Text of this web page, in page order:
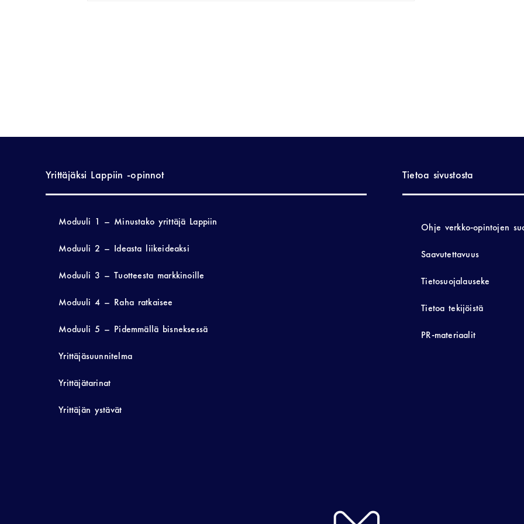
Yrittäjäksi Lappiin -opinnot
Moduuli 1 – Minustako yrittäjä Lappiin
Moduuli 2 – Ideasta liikeideaksi
Moduuli 3 – Tuotteesta markkinoille
Moduuli 4 – Raha ratkaisee
Moduuli 5 – Pidemmällä bisneksessä
Yrittäjäsuunnitelma
Yrittäjätarinat
Yrittäjän ystävät
Tietoa sivustosta
Ohje verkko-opintojen
Saavutettavuus
Tietosuojalauseke
Tietoa tekijöistä
PR-materiaalit